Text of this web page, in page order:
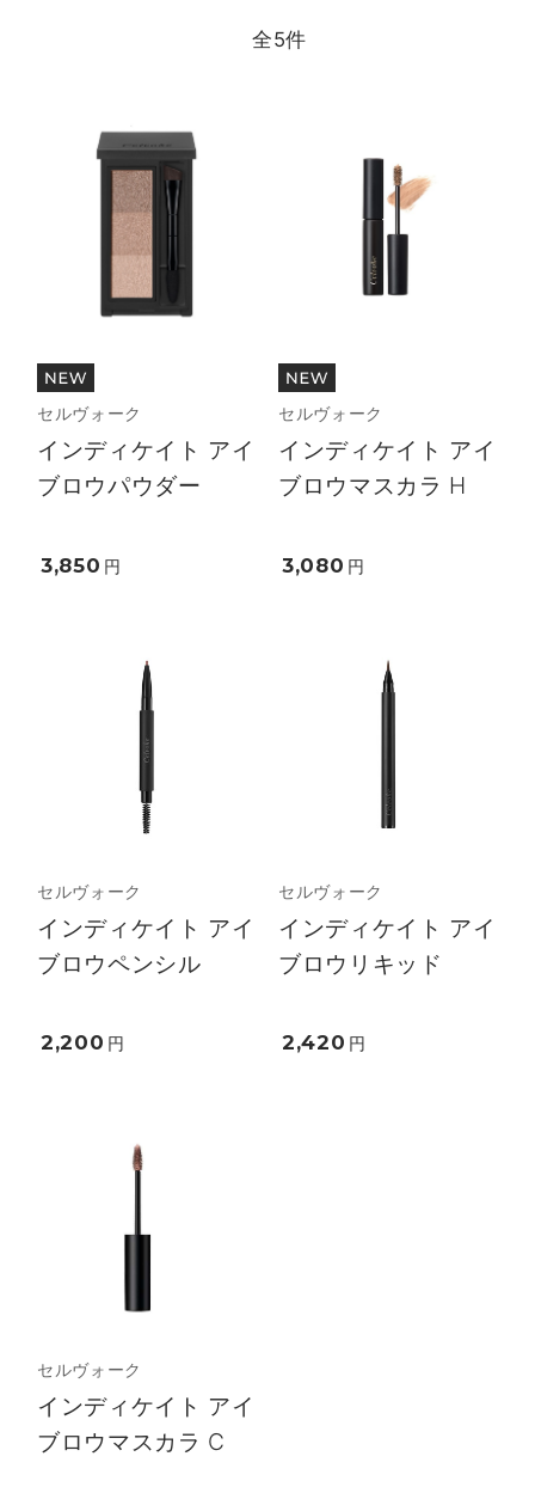
全5件
セルヴォーク
インディケイト アイ
ブロウパウダー
3,850 円
セルヴォーク
インディケイト アイ
ブロウマスカラ H
3,080 円
セルヴォーク
インディケイト アイ
ブロウペンシル
2,200 円
セルヴォーク
インディケイト アイ
ブロウリキッド
2,420 円
セルヴォーク
インディケイト アイ
ブロウマスカラ C